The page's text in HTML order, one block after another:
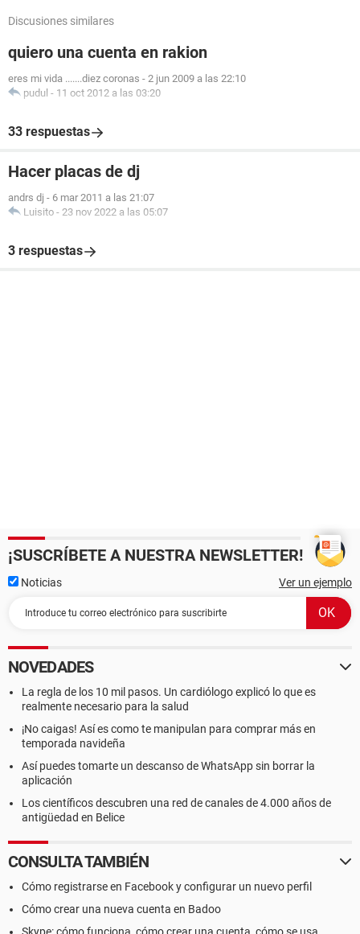
Discusiones similares
quiero una cuenta en rakion
eres mi vida .......diez coronas - 2 jun 2009 a las 22:10
pudul - 11 oct 2012 a las 03:20
33 respuestas
Hacer placas de dj
andrs dj - 6 mar 2011 a las 21:07
Luisito - 23 nov 2022 a las 05:07
3 respuestas
¡SUSCRÍBETE A NUESTRA NEWSLETTER!
Noticias Ver un ejemplo
NOVEDADES
La regla de los 10 mil pasos. Un cardiólogo explicó lo que es
realmente necesario para la salud
¡No caigas! Así es como te manipulan para comprar más en
temporada navideña
Así puedes tomarte un descanso de WhatsApp sin borrar la
aplicación
Los científicos descubren una red de canales de 4.000 años de
antigüedad en Belice
CONSULTA TAMBIÉN
Cómo registrarse en Facebook y configurar un nuevo perfil
Cómo crear una nueva cuenta en Badoo